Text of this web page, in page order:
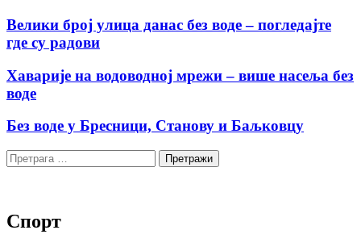
Велики број улица данас без воде – погледајте
где су радови
Хаварије на водоводној мрежи – више насеља без
воде
Без воде у Бресници, Станову и Баљковцу
Претрага
за:
Спорт